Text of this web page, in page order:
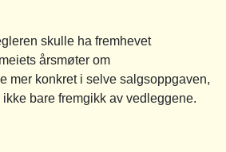
skulle ha fremhevet
årsmøter om
mer konkret i selve salgsoppgaven,
bare fremgikk av vedleggene.